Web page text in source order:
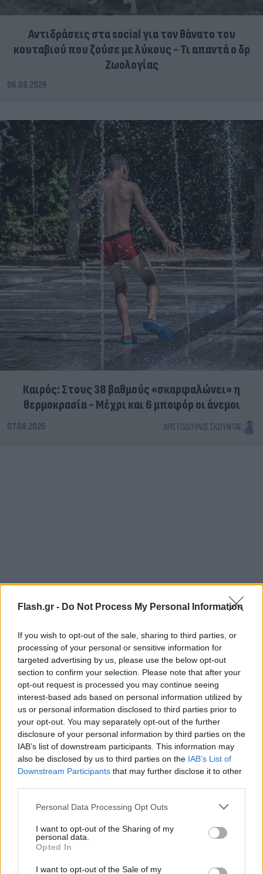
Flash.gr - Do Not Process My Personal Information
If you wish to opt-out of the sale, sharing to third parties, or
processing of your personal or sensitive information for
targeted advertising by us, please use the below opt-out
section to confirm your selection. Please note that after your
opt-out request is processed you may continue seeing
interest-based ads based on personal information utilized by
us or personal information disclosed to third parties prior to
your opt-out. You may separately opt-out of the further
disclosure of your personal information by third parties on the
IAB’s list of downstream participants. This information may
also be disclosed by us to third parties on the IAB’s List of
Downstream Participants that may further disclose it to other
Please note that this website/app uses one or more Google
not limited to your visit or usage behaviour. You may click to
grant or deny consent to Google and its third-party tags to
use your data for below specified purposes in below Google
consent section.
Personal Data Processing Opt Outs
I want to opt-out of the Sharing of my
personal data.
Opted In
I want to opt-out of the Sale of my
Αντιδράσεις στα social για τον θάνατο του
κουταβιού που ζούσε με λύκους - Τι απαντά ο δρ
Ζωολογίας
06.08.2026
Καιρός: Στους 38 βαθμούς «σκαρφαλώνει» η
θερμοκρασία - Μέχρι και 6 μποφόρ οι άνεμοι
07.08.2026 ΧΡΙΣΤΌΔΟΥΛΟΣ ΣΚΟΎΝΤΑΣ